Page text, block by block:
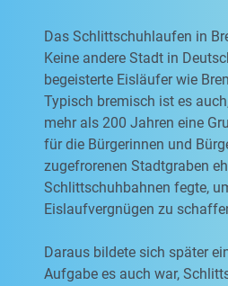
Das Schlittschuhlaufen in
Keine andere Stadt in
begeisterte Eisläufer wie
Typisch bremisch ist es
mehr als 200 Jahren eine
für die Bürgerinnen und
zugefrorenen Stadtgraben
Schlittschuhbahnen fegte,
Eislaufvergnügen zu
Daraus bildete sich später
Aufgabe es auch war,